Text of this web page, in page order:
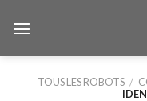
TOUS LES ROBOTS /